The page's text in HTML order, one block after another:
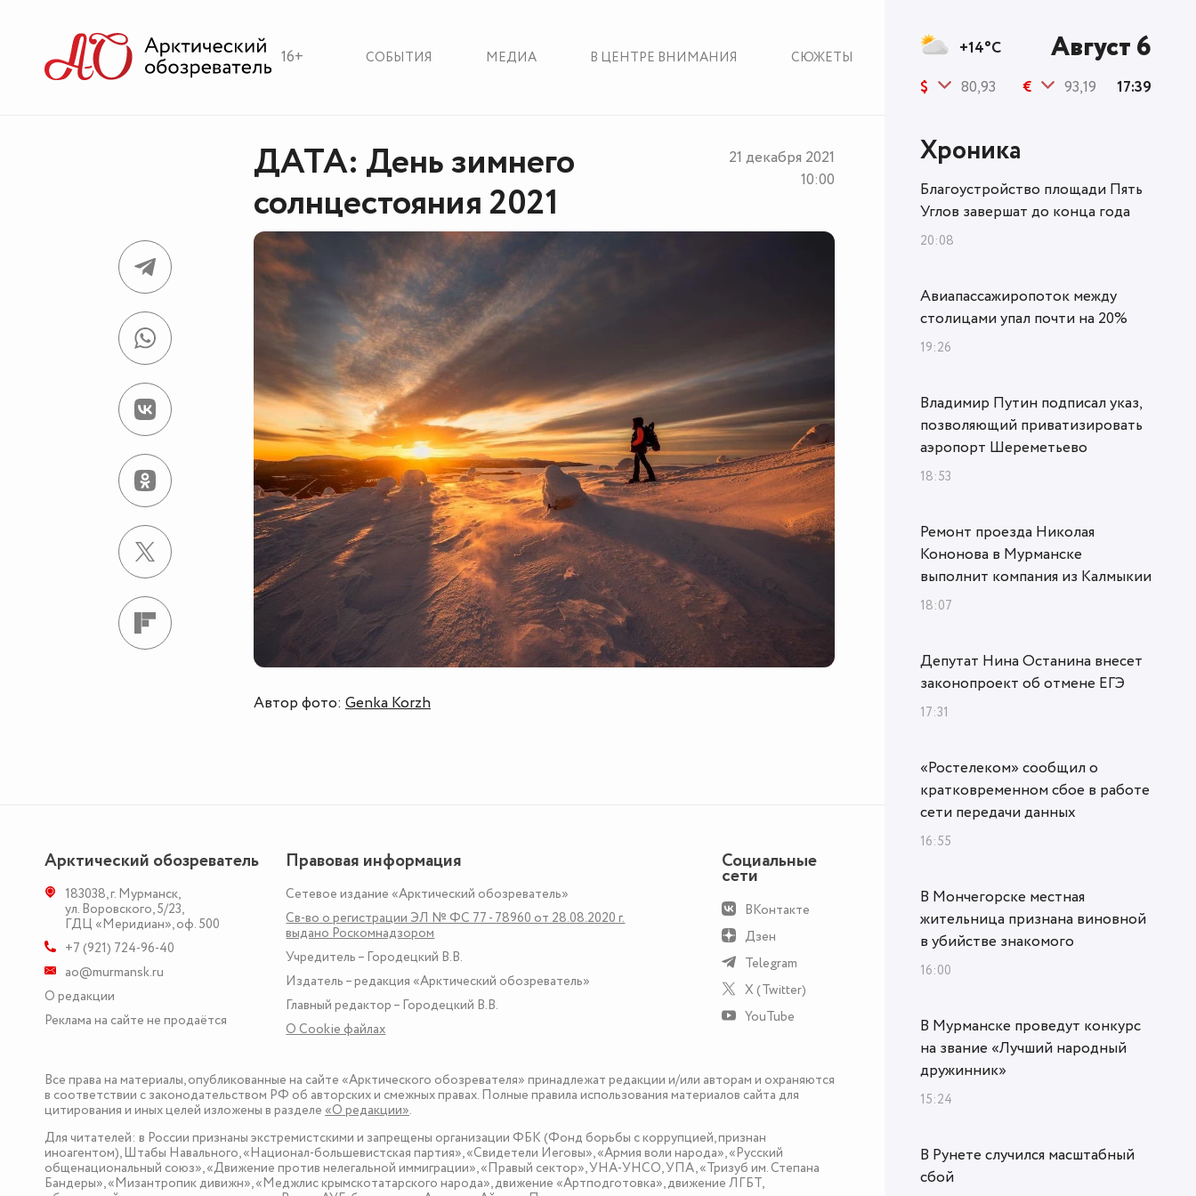
16+ СОБЫТИЯ МЕДИА В ЦЕНТРЕ ВНИМАНИЯ СЮЖЕТЫ
ДАТА: День зимнего
солнцестояния 2021
21 декабря 2021
10:00
Автор фото: Genka Korzh
Арктический обозреватель
183038,г. Мурманск,
ул. Воровского, 5/23,
ГДЦ «Меридиан», оф. 500
+7 (921) 724-96-40
ao@murmansk.ru
О редакции
Реклама на сайте не продаётся
Правовая информация
Сетевое издание «Арктический обозреватель»
Св-во о регистрации ЭЛ № ФС 77 - 78960 от 28.08.2020 г.
выдано Роскомнадзором
Учредитель – Городецкий В.В.
Издатель – редакция «Арктический обозреватель»
Главный редактор – Городецкий В.В.
О Сookie файлах
Социальные
сети
ВКонтакте
Дзен
Telegram
X (Twitter)
YouTube
Все права на материалы, опубликованные на сайте «Арктического обозревателя» принадлежат редакции и/или авторам и охраняются
в соответствии с законодательством РФ об авторских и смежных правах. Полные правила использования материалов сайта для
цитирования и иных целей изложены в разделе «О редакции».
Для читателей: в России признаны экстремистскими и запрещены организации ФБК (Фонд борьбы с коррупцией, признан
иноагентом), Штабы Навального, «Национал-большевистская партия», «Свидетели Иеговы», «Армия воли народа», «Русский
общенациональный союз», «Движение против нелегальной иммиграции», «Правый сектор», УНА-УНСО, УПА, «Тризуб им. Степана
Бандеры», «Мизантропик дивижн», «Меджлис крымскотатарского народа», движение «Артподготовка», движение ЛГБТ,
+14°C Август 6
$ 80,93 € 93,19 17:39
Хроника
Благоустройство площади Пять
Углов завершат до конца года
20:08
Авиапассажиропоток между
столицами упал почти на 20%
19:26
Владимир Путин подписал указ,
позволяющий приватизировать
аэропорт Шереметьево
18:53
Ремонт проезда Николая
Кононова в Мурманске
выполнит компания из Калмыкии
18:07
Депутат Нина Останина внесет
законопроект об отмене ЕГЭ
17:31
«Ростелеком» сообщил о
кратковременном сбое в работе
сети передачи данных
16:55
В Мончегорске местная
жительница признана виновной
в убийстве знакомого
16:00
В Мурманске проведут конкурс
на звание «Лучший народный
дружинник»
15:24
В Рунете случился масштабный
сбой